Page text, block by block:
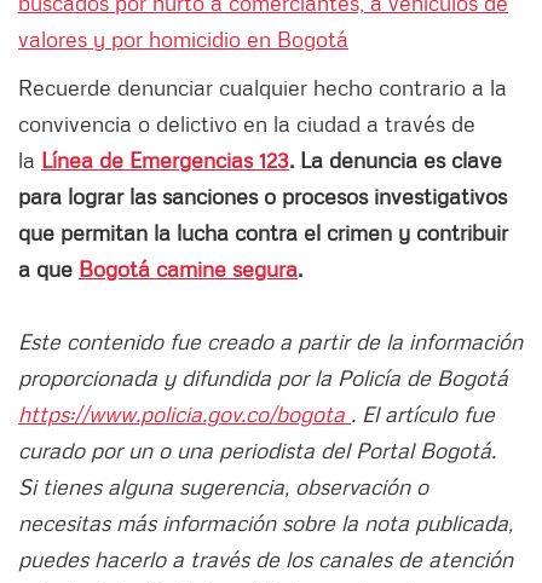
valores y por homicidio en Bogotá
Recuerde denunciar cualquier hecho contrario a la
convivencia o delictivo en la ciudad a través de
la Línea de Emergencias 123. La denuncia es clave
para lograr las sanciones o procesos investigativos
que permitan la lucha contra el crimen y contribuir
a que Bogotá camine segura.
Este contenido fue creado a partir de la información
proporcionada y difundida por la Policía de Bogotá
https://www.policia.gov.co/bogota . El artículo fue
curado por un o una periodista del Portal Bogotá.
Si tienes alguna sugerencia, observación o
necesitas más información sobre la nota publicada,
puedes hacerlo a través de los canales de atención